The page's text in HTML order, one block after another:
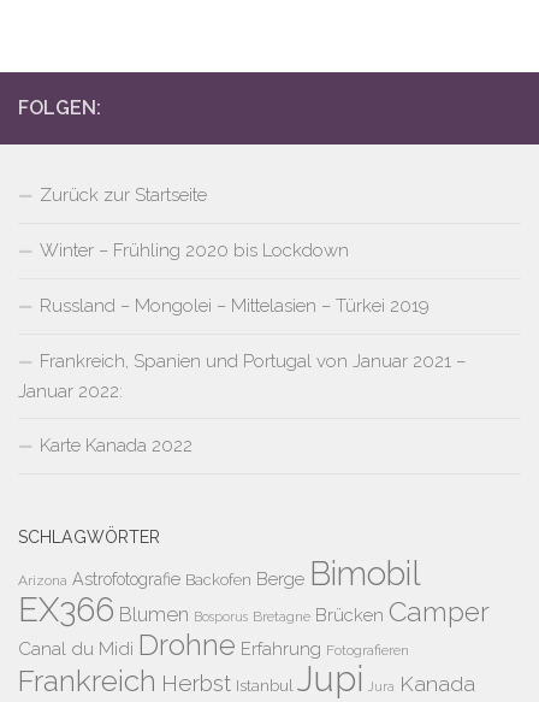
FOLGEN:
Zurück zur Startseite
Winter – Frühling 2020 bis Lockdown
Russland – Mongolei – Mittelasien – Türkei 2019
Frankreich, Spanien und Portugal von Januar 2021 –
Januar 2022:
Karte Kanada 2022
SCHLAGWÖRTER
Arizona Astrofotografie Backofen Berge Bimobil
EX366 Blumen Bosporus Bretagne Brücken Camper
Canal du Midi Drohne Erfahrung Fotografieren
Frankreich Herbst Istanbul Jupi Jura Kanada